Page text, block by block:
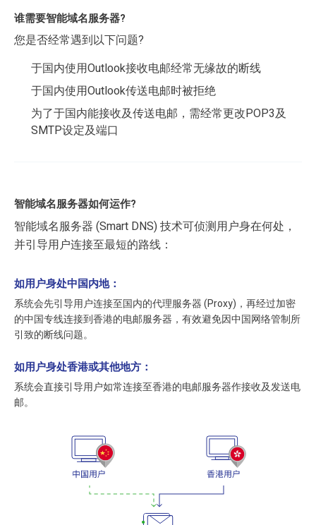
谁需要智能域名服务器?
您是否经常遇到以下问题?
于国内使用Outlook接收电邮经常无缘故的断线
于国内使用Outlook传送电邮时被拒绝
为了于国内能接收及传送电邮，需经常更改POP3及
SMTP设定及端口
智能域名服务器如何运作?
智能域名服务器 (Smart DNS) 技术可侦测用户身在何处，
并引导用户连接至最短的路线：
如用户身处中国内地：
系统会先引导用户连接至国内的代理服务器 (Proxy)，再经过加密
的中国专线连接到香港的电邮服务器，有效避免因中国网络管制所
引致的断线问题。
如用户身处香港或其他地方：
系统会直接引导用户如常连接至香港的电邮服务器作接收及发送电
邮。